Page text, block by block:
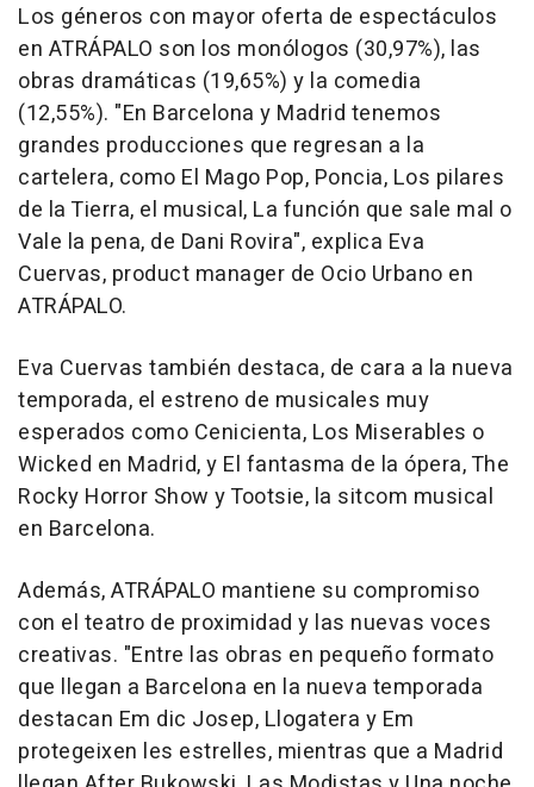
Los géneros con mayor oferta de espectáculos
en ATRÁPALO son los monólogos (30,97%), las
obras dramáticas (19,65%) y la comedia
(12,55%). "En Barcelona y Madrid tenemos
grandes producciones que regresan a la
cartelera, como El Mago Pop, Poncia, Los pilares
de la Tierra, el musical, La función que sale mal o
Vale la pena, de Dani Rovira", explica Eva
Cuervas, product manager de Ocio Urbano en
ATRÁPALO.
Eva Cuervas también destaca, de cara a la nueva
temporada, el estreno de musicales muy
esperados como Cenicienta, Los Miserables o
Wicked en Madrid, y El fantasma de la ópera, The
Rocky Horror Show y Tootsie, la sitcom musical
en Barcelona.
Además, ATRÁPALO mantiene su compromiso
con el teatro de proximidad y las nuevas voces
creativas. "Entre las obras en pequeño formato
que llegan a Barcelona en la nueva temporada
destacan Em dic Josep, Llogatera y Em
protegeixen les estrelles, mientras que a Madrid